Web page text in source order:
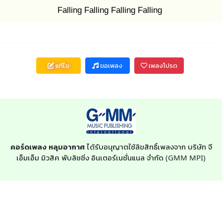
Falling Falling Falling Falling
แก้ไข ขอเพลง เพลงโปรด
คอร์ดเพลง หลุมอากาศได้รับอนุญาตใช้ลิขสิทธิ์เพลงจาก บริษัท จี
เอ็มเอ็ม มิวสิค พับลิชชิ่ง อินเตอร์เนชั่นแนล จำกัด (GMM MPI)